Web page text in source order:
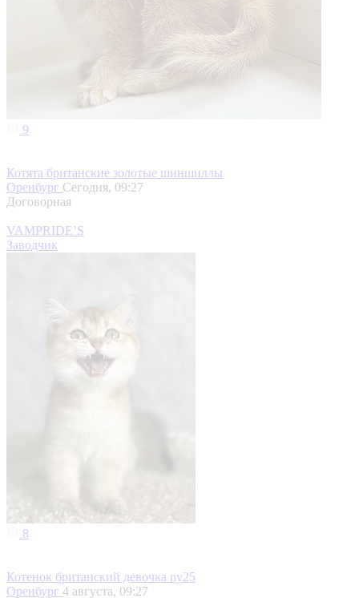
9
Котята британские золотые шиншиллы
Оренбург Сегодня, 09:27
Договорная
VAMPRIDE’S
Заводчик
8
Котенок британский девочка ny25
Оренбург 4 августа, 09:27